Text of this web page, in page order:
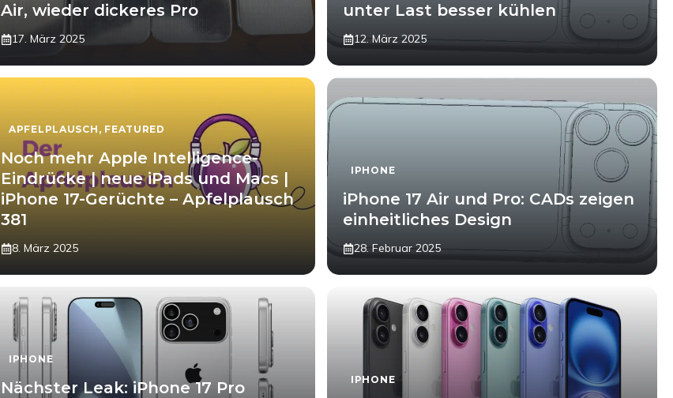
Air, wieder dickeres Pro
17. März 2025
unter Last besser kühlen
12. März 2025
APFELPLAUSCH , FEATURED
Noch mehr Apple Intelligence-
Eindrücke | neue iPads und Macs |
iPhone 17-Gerüchte – Apfelplausch
381
8. März 2025
IPHONE
iPhone 17 Air und Pro: CADs zeigen
einheitliches Design
28. Februar 2025
IPHONE
Nächster Leak: iPhone 17 Pro
IPHONE